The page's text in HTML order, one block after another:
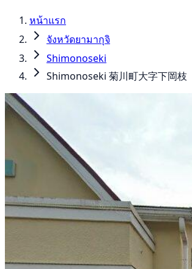
หน้าแรก
จังหวัดยามากุจิ
Shimonoseki
Shimonoseki 菊川町大字下岡枝